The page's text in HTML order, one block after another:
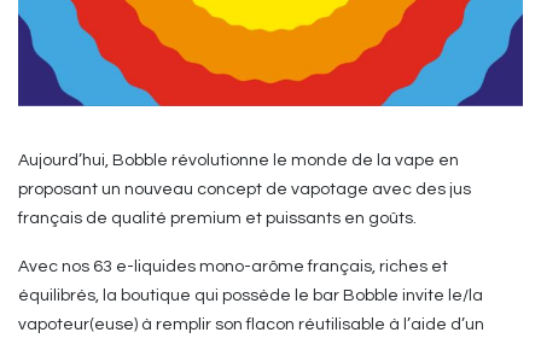
Aujourd’hui, Bobble révolutionne le monde de la vape en
proposant un nouveau concept de vapotage avec des jus
français de qualité premium et puissants en goûts.
Avec nos 63 e-liquides mono-arôme français, riches et
équilibrés, la boutique qui possède le bar Bobble invite le/la
vapoteur(euse) à remplir son flacon réutilisable à l’aide d’un